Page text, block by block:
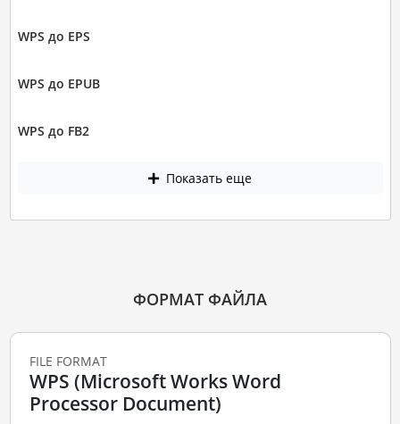
WPS до EPS
WPS до EPUB
WPS до FB2
Показать еще
ФОРМАТ ФАЙЛА
FILE FORMAT
WPS (Microsoft Works Word
Processor Document)